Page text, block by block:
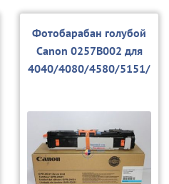
Фотобарабан голубой
Canon 0257В002 для
4040/4080/4580/5151/